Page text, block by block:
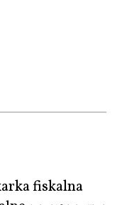
fiskalna